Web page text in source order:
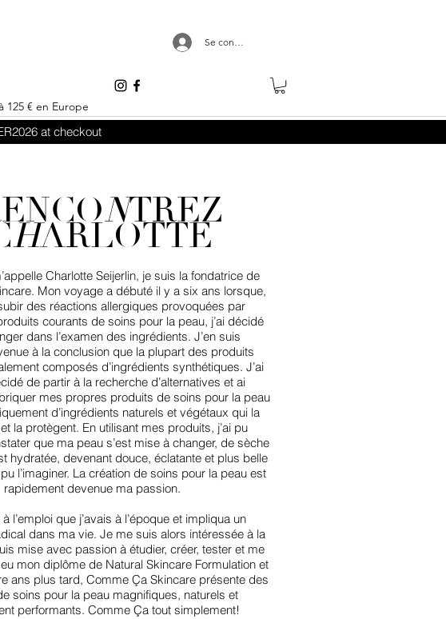
Se connecter
125 € en Europe
at checkout
NTREZ
HARLOTTE
Charlotte Seijerlin, je suis la fondatrice de
Mon voyage a débuté il y a six ans lorsque,
des réactions allergiques provoquées par
courants de soins pour la peau, j’ai décidé
dans l’examen des ingrédients. J’en suis
à la conclusion que la plupart des produits
composés d’ingrédients synthétiques. J’ai
de partir à la recherche d’alternatives et ai
mes propres produits de soins pour la peau
d’ingrédients naturels et végétaux qui la
la protègent. En utilisant mes produits, j’ai pu
que ma peau s’est mise à changer, de sèche
hydratée, devenant douce, éclatante et plus belle
l’imaginer. La création de soins pour la peau est
rapidement devenue ma passion.
l’emploi que j’avais à l’époque et impliqua un
dans ma vie. Je me suis alors intéressée à la
mise avec passion à étudier, créer, tester et me
mon diplôme de Natural Skincare Formulation et
ans plus tard, Comme Ça Skincare présente des
soins pour la peau magnifiques, naturels et
performants. Comme Ça tout simplement!